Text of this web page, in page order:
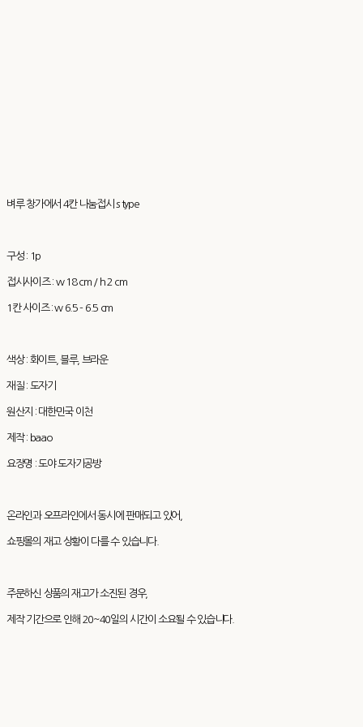
벼루 창가에서 4칸 나눔접시 s type
구성 : 1p
접시사이즈 : w 18 cm / h 2 cm
1칸 사이즈 : w 6.5 - 6.5 cm
색상 : 화이트, 블루, 브라운
재질 : 도자기
원산지 : 대한민국 이천
제작 : baao
요장명 : 도야 도자기공방
온라인과 오프라인에서 동시에 판매되고 있어,
쇼핑몰의 재고 상황이 다를 수 있습니다.
주문하신 상품의 재고가 소진된 경우,
제작 기간으로 인해 20~40일의 시간이 소요될 수 있습니다.